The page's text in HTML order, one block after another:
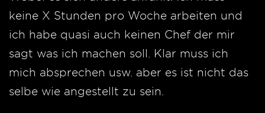
keine X Stunden pro Woche arbeiten und
ich habe quasi auch keinen Chef der mir
sagt was ich machen soll. Klar muss ich
mich absprechen usw. aber es ist nicht das
selbe wie angestellt zu sein.